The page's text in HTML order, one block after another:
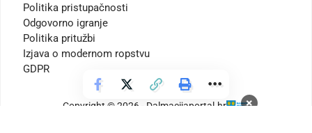
×
Politika pristupačnosti
Odgovorno igranje
Politika pritužbi
Izjava o modernom ropstvu
GDPR
Copyright © 2026 - Dalmacijaportal.hr